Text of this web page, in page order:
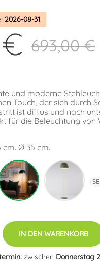
2026-08-31
693,00 €
und moderne
Touch, der sich durch
ist diffus und nach
für die Beleuchtung
cm. Ø 35 cm.
Schwarz
IN DEN WARENKORB
zwischen Donnerstag